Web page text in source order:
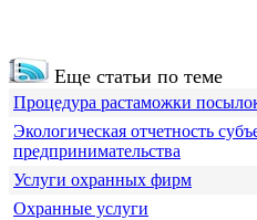
Еще статьи по теме
Процедура растаможки
Экологическая отчетность
предпринимательства
Услуги охранных фирм
Охранные услуги